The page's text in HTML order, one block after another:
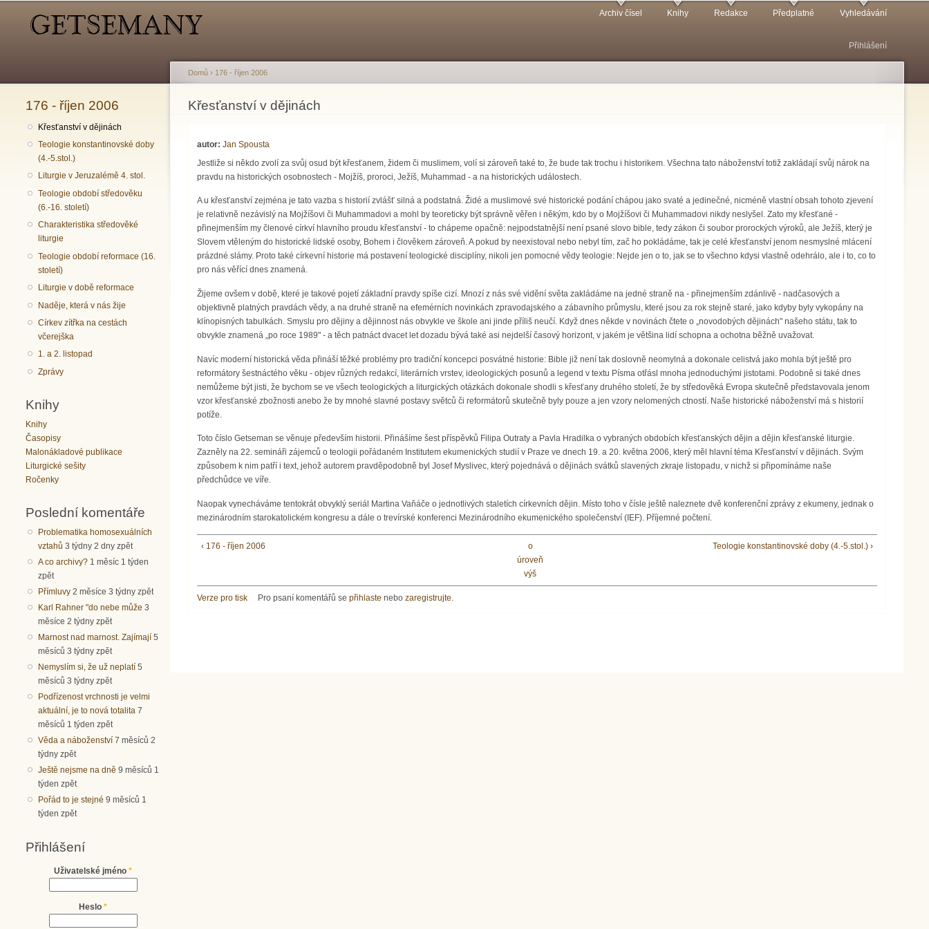
Archiv čísel Knihy Redakce Předplatné Vyhledávání
Přihlášení
176 - říjen 2006
Křesťanství v dějinách
Teologie konstantinovské doby
(4.-5.stol.)
Liturgie v Jeruzalémě 4. stol.
Teologie období středověku
(6.-16. století)
Charakteristika středověké
liturgie
Teologie období reformace (16.
století)
Liturgie v době reformace
Naděje, která v nás žije
Církev zítřka na cestách
včerejška
1. a 2. listopad
Zprávy
Knihy
Knihy
Časopisy
Malonákladové publikace
Liturgické sešity
Ročenky
Poslední komentáře
Problematika homosexuálních
vztahů 3 týdny 2 dny zpět
A co archivy? 1 měsíc 1 týden
zpět
Přímluvy 2 měsíce 3 týdny zpět
Karl Rahner "do nebe může 3
měsíce 2 týdny zpět
Marnost nad marnost. Zajímají 5
měsíců 3 týdny zpět
Nemyslím si, že už neplatí 5
měsíců 3 týdny zpět
Podřízenost vrchnosti je velmi
aktuální, je to nová totalita 7
měsíců 1 týden zpět
Věda a náboženství 7 měsíců 2
týdny zpět
Ještě nejsme na dně 9 měsíců 1
týden zpět
Pořád to je stejné 9 měsíců 1
týden zpět
Přihlášení
Uživatelské jméno *
Heslo *
Jste zde
Domů › 176 - říjen 2006
Křesťanství v dějinách
autor:Jan Spousta
Jestliže si někdo zvolí za svůj osud být křesťanem, židem či muslimem, volí si zároveň také to, že bude tak trochu i historikem. Všechna tato náboženství totiž zakládají svůj nárok na
pravdu na historických osobnostech - Mojžíš, proroci, Ježíš, Muhammad - a na historických událostech.
A u křesťanství zejména je tato vazba s historií zvlášť silná a podstatná. Židé a muslimové své historické podání chápou jako svaté a jedinečné, nicméně vlastní obsah tohoto zjevení
je relativně nezávislý na Mojžíšovi či Muhammadovi a mohl by teoreticky být správně věřen i někým, kdo by o Mojžíšovi či Muhammadovi nikdy neslyšel. Zato my křesťané -
přinejmenším my členové církví hlavního proudu křesťanství - to chápeme opačně: nejpodstatnější není psané slovo bible, tedy zákon či soubor prorockých výroků, ale Ježíš, který je
Slovem vtěleným do historické lidské osoby, Bohem i člověkem zároveň. A pokud by neexistoval nebo nebyl tím, zač ho pokládáme, tak je celé křesťanství jenom nesmyslné mlácení
prázdné slámy. Proto také církevní historie má postavení teologické disciplíny, nikoli jen pomocné vědy teologie: Nejde jen o to, jak se to všechno kdysi vlastně odehrálo, ale i to, co to
pro nás věřící dnes znamená.
Žijeme ovšem v době, které je takové pojetí základní pravdy spíše cizí. Mnozí z nás své vidění světa zakládáme na jedné straně na - přinejmenším zdánlivě - nadčasových a
objektivně platných pravdách vědy, a na druhé straně na efemérních novinkách zpravodajského a zábavního průmyslu, které jsou za rok stejně staré, jako kdyby byly vykopány na
klínopisných tabulkách. Smyslu pro dějiny a dějinnost nás obvykle ve škole ani jinde příliš neučí. Když dnes někde v novinách čtete o „novodobých dějinách" našeho státu, tak to
obvykle znamená „po roce 1989" - a těch patnáct dvacet let dozadu bývá také asi nejdelší časový horizont, v jakém je většina lidí schopna a ochotna běžně uvažovat.
Navíc moderní historická věda přináší těžké problémy pro tradiční koncepci posvátné historie: Bible již není tak doslovně neomylná a dokonale celistvá jako mohla být ještě pro
reformátory šestnáctého věku - objev různých redakcí, literárních vrstev, ideologických posunů a legend v textu Písma otřásl mnoha jednoduchými jistotami. Podobně si také dnes
nemůžeme být jisti, že bychom se ve všech teologických a liturgických otázkách dokonale shodli s křesťany druhého století, že by středověká Evropa skutečně představovala jenom
vzor křesťanské zbožnosti anebo že by mnohé slavné postavy světců či reformátorů skutečně byly pouze a jen vzory nelomených ctností. Naše historické náboženství má s historií
potíže.
Toto číslo Getseman se věnuje především historii. Přinášíme šest příspěvků Filipa Outraty a Pavla Hradilka o vybraných obdobích křesťanských dějin a dějin křesťanské liturgie.
Zazněly na 22. semináři zájemců o teologii pořádaném Institutem ekumenických studií v Praze ve dnech 19. a 20. května 2006, který měl hlavní téma Křesťanství v dějinách. Svým
způsobem k nim patří i text, jehož autorem pravděpodobně byl Josef Myslivec, který pojednává o dějinách svátků slavených zkraje listopadu, v nichž si připomínáme naše
předchůdce ve víře.
Naopak vynecháváme tentokrát obvyklý seriál Martina Vaňáče o jednotlivých staletích církevních dějin. Místo toho v čísle ještě naleznete dvě konferenční zprávy z ekumeny, jednak o
mezinárodním starokatolickém kongresu a dále o trevírské konferenci Mezinárodního ekumenického společenství (IEF). Příjemné počtení.
‹ 176 - říjen 2006
o
úroveň
výš
Teologie konstantinovské doby (4.-5.stol.) ›
Verze pro tisk Pro psaní komentářů sepřihlaste nebozaregistrujte